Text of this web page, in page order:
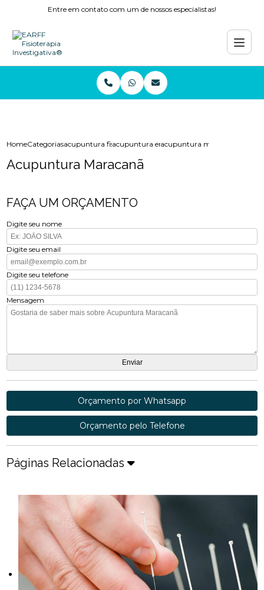
Entre em contato com um de nossos especialistas!
HomeCategoriasacupuntura fisioterapiaacupuntura em niteroiacupuntura maracana
Acupuntura Maracanã
FAÇA UM ORÇAMENTO
Digite seu nome
Digite seu email
Digite seu telefone
Mensagem
Orçamento por Whatsapp
Orçamento pelo Telefone
Páginas Relacionadas